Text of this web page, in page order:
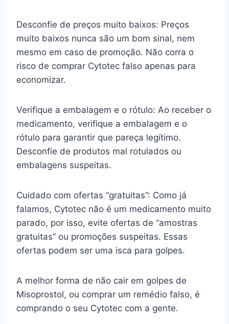
Desconfie de preços muito baixos: Preços
muito baixos nunca são um bom sinal, nem
mesmo em caso de promoção. Não corra o
risco de comprar Cytotec falso apenas para
economizar.
Verifique a embalagem e o rótulo: Ao receber o
medicamento, verifique a embalagem e o
rótulo para garantir que pareça legítimo.
Desconfie de produtos mal rotulados ou
embalagens suspeitas.
Cuidado com ofertas “gratuitas”: Como já
falamos, Cytotec não é um medicamento muito
parado, por isso, evite ofertas de “amostras
gratuitas” ou promoções suspeitas. Essas
ofertas podem ser uma isca para golpes.
A melhor forma de não cair em golpes de
Misoprostol, ou comprar um remédio falso, é
comprando o seu Cytotec com a gente.